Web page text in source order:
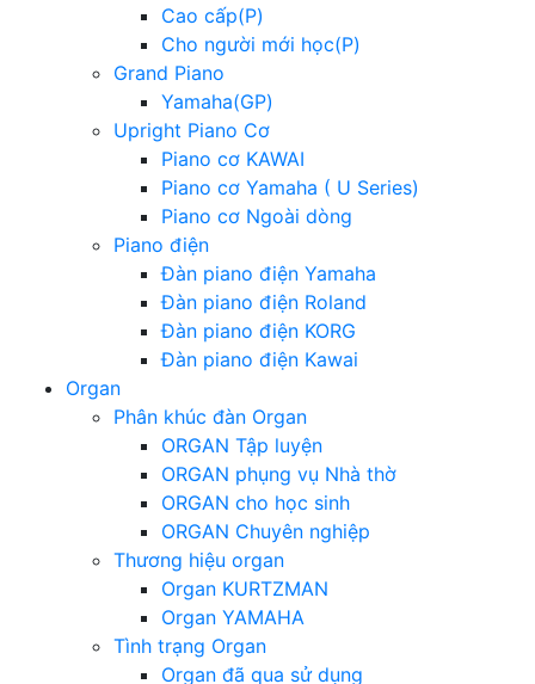
Cao cấp(P)
Cho người mới học(P)
Grand Piano
Yamaha(GP)
Upright Piano Cơ
Piano cơ KAWAI
Piano cơ Yamaha ( U Series)
Piano cơ Ngoài dòng
Piano điện
Đàn piano điện Yamaha
Đàn piano điện Roland
Đàn piano điện KORG
Đàn piano điện Kawai
Organ
Phân khúc đàn Organ
ORGAN Tập luyện
ORGAN phụng vụ Nhà thờ
ORGAN cho học sinh
ORGAN Chuyên nghiệp
Thương hiệu organ
Organ KURTZMAN
Organ YAMAHA
Tình trạng Organ
Organ đã qua sử dụng